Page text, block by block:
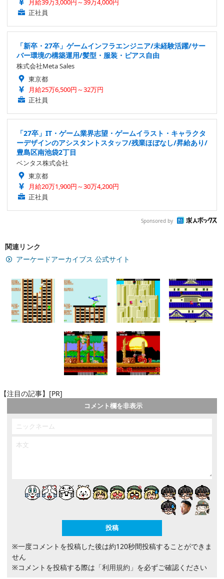
月給39万3,000円～39万4,000円
正社員
「新卒・27卒」ゲームインフラエンジニア/未経験活躍/サー
バー環境の構築運用/髪型・服装・ピアス自由
株式会社Meta Sales
東京都
月給25万6,500円～32万円
正社員
「27卒」IT・ゲーム業界志望・ゲームイラスト・キャラクタ
ーデザインのアシスタントスタッフ/残業ほぼなし/昇給あり/
豊島区南池袋2丁目
ベンタス株式会社
東京都
月給20万1,900円～30万4,200円
正社員
Sponsored by
関連リンク
アーケードアーカイブス 公式サイト
【注目の記事】[PR]
コメント欄を非表示
※一度コメントを投稿した後は約120秒間投稿することができま
せん
※コメントを投稿する際は 「利用規約」 を必ずご確認ください